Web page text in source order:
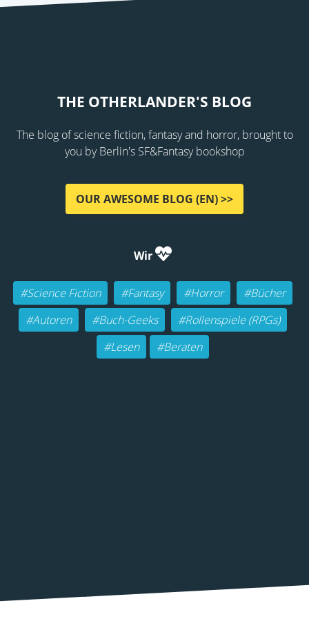
THE OTHERLANDER'S BLOG
The blog of science fiction, fantasy and horror, brought to
you by Berlin's SF&Fantasy bookshop
OUR AWESOME BLOG (EN) >>
Wir
#Science Fiction #Fantasy #Horror
#Bücher
#Autoren
#Buch-Geeks
#Rollenspiele (RPGs)
#Lesen
#Beraten